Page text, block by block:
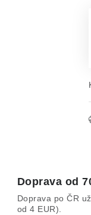
Doprava od
Doprava po ČR
od 4 EUR).